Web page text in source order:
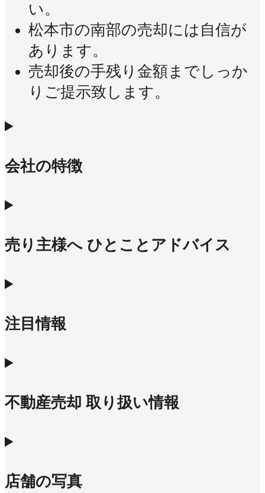
い。
松本市の南部の売却には自信が
あります。
売却後の手残り金額までしっか
りご提示致します。
会社の特徴
売り主様へ ひとことアドバイス
注目情報
不動産売却 取り扱い情報
店舗の写真